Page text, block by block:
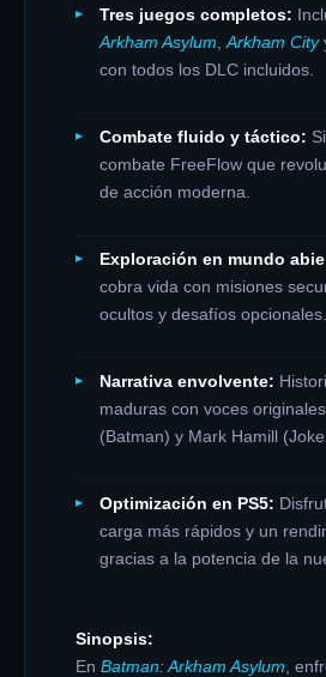
Tres juegos completos:
Arkham Asylum Arkham City
con todos los DLC incluidos.
Combate fluido y táctico:
combate FreeFlow que
de acción moderna.
Exploración en mundo
cobra vida con misiones
ocultos y desafíos opcionales.
Narrativa envolvente:
maduras con voces
(Batman) y Mark Hamill
Optimización en PS5:
carga más rápidos y un
gracias a la potencia de la
Sinopsis:
En Batman: Arkham Asylum ,